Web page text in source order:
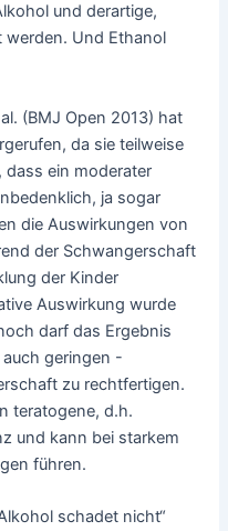
und derartige,
werden. Und Ethanol
(BMJ Open 2013) hat
da sie teilweise
ein moderater
ja sogar
die Auswirkungen von
der Schwangerschaft
der Kinder
Auswirkung wurde
darf das Ergebnis
geringen -
zu rechtfertigen.
teratogene, d.h.
und kann bei starkem
führen.
schadet nicht“